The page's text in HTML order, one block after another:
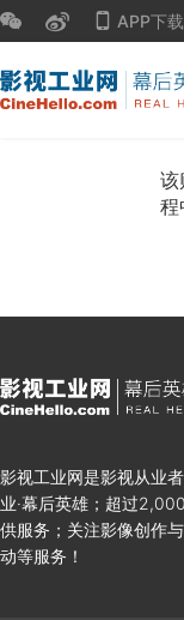
APP下载
该
程
影视工业网是影视从业
业·幕后英雄；超过
供服务；关注影像创作
动等服务！